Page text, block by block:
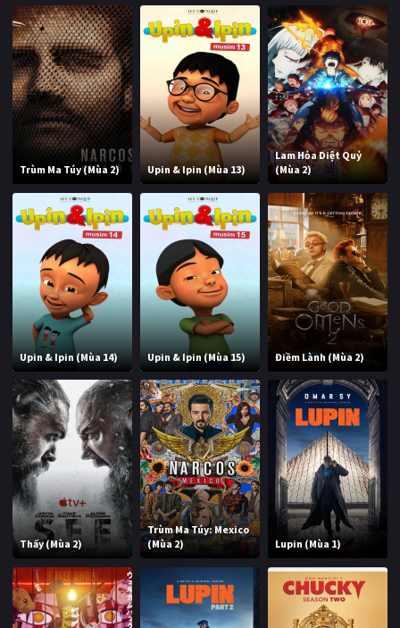
Trùm Ma Túy (Mùa 2) Upin & Ipin (Mùa 13)
Lam Hỏa Diệt Quỷ
(Mùa 2)
Upin & Ipin (Mùa 14) Upin & Ipin (Mùa 15) Điềm Lành (Mùa 2)
Thấy (Mùa 2)
Trùm Ma Túy: Mexico
(Mùa 2)
Lupin (Mùa 1)